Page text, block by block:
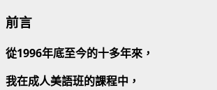
前言
從1996年底至今的十多年來，
我在成人美語班的課程中，